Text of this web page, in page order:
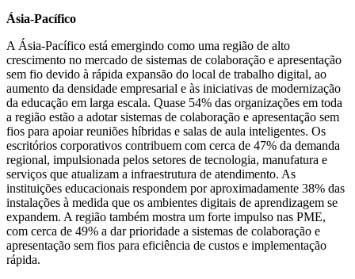
Ásia-Pacífico
A Ásia-Pacífico está emergindo como uma região de alto
crescimento no mercado de sistemas de colaboração e apresentação
sem fio devido à rápida expansão do local de trabalho digital, ao
aumento da densidade empresarial e às iniciativas de modernização
da educação em larga escala. Quase 54% das organizações em toda
a região estão a adotar sistemas de colaboração e apresentação sem
fios para apoiar reuniões híbridas e salas de aula inteligentes. Os
escritórios corporativos contribuem com cerca de 47% da demanda
regional, impulsionada pelos setores de tecnologia, manufatura e
serviços que atualizam a infraestrutura de atendimento. As
instituições educacionais respondem por aproximadamente 38% das
instalações à medida que os ambientes digitais de aprendizagem se
expandem. A região também mostra um forte impulso nas PME,
com cerca de 49% a dar prioridade a sistemas de colaboração e
apresentação sem fios para eficiência de custos e implementação
rápida.